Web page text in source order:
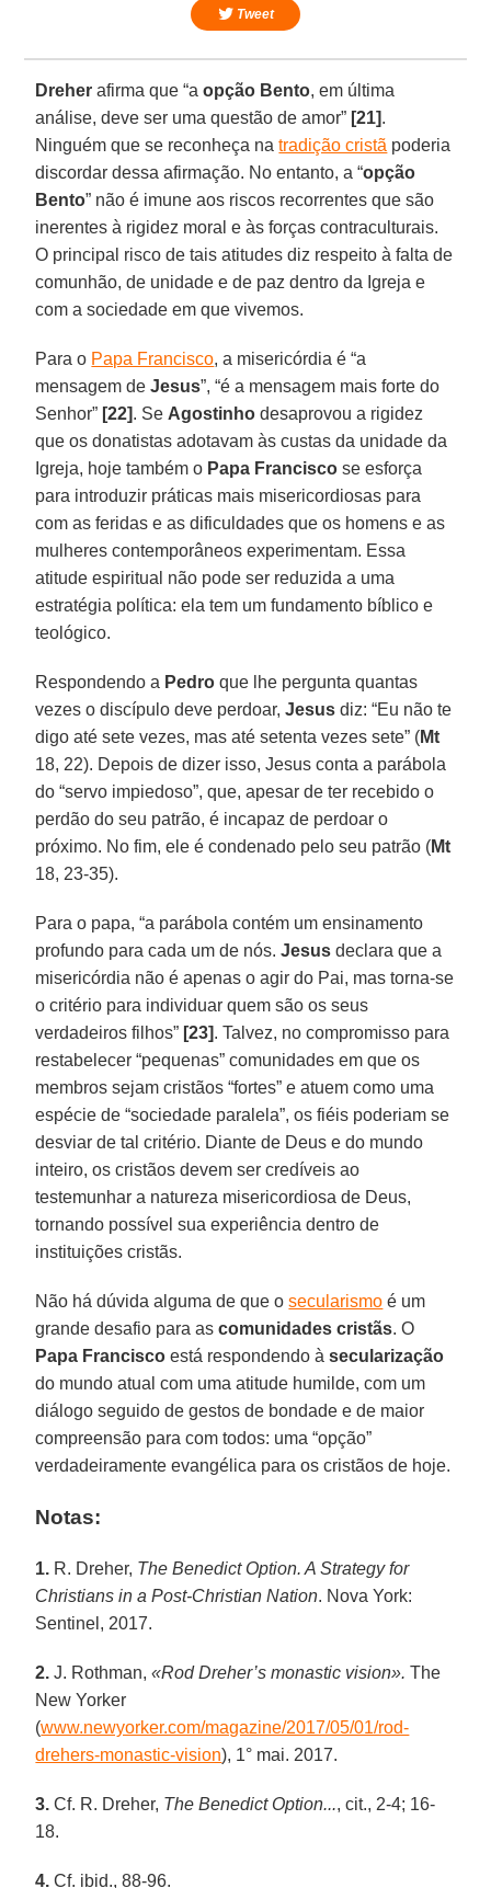
Tweet
Dreher afirma que “aopção Bento, em última
análise, deve ser uma questão de amor” [21].
Ninguém que se reconheça natradição cristã poderia
discordar dessa afirmação. No entanto, a “opção
Bento” não é imune aos riscos recorrentes que são
inerentes à rigidez moral e às forças contraculturais.
O principal risco de tais atitudes diz respeito à falta de
comunhão, de unidade e de paz dentro da Igreja e
com a sociedade em que vivemos.
Para o Papa Francisco, a misericórdia é “a
mensagem deJesus”, “é a mensagem mais forte do
Senhor” [22]. Se Agostinho desaprovou a rigidez
que os donatistas adotavam às custas da unidade da
Igreja, hoje também o Papa Francisco se esforça
para introduzir práticas mais misericordiosas para
com as feridas e as dificuldades que os homens e as
mulheres contemporâneos experimentam. Essa
atitude espiritual não pode ser reduzida a uma
estratégia política: ela tem um fundamento bíblico e
teológico.
Respondendo a Pedro que lhe pergunta quantas
vezes o discípulo deve perdoar,Jesus diz: “Eu não te
digo até sete vezes, mas até setenta vezes sete” (Mt
18, 22). Depois de dizer isso, Jesus conta a parábola
do “servo impiedoso”, que, apesar de ter recebido o
perdão do seu patrão, é incapaz de perdoar o
próximo. No fim, ele é condenado pelo seu patrão (Mt
18, 23-35).
Para o papa, “a parábola contém um ensinamento
profundo para cada um de nós.Jesus declara que a
misericórdia não é apenas o agir do Pai, mas torna-se
o critério para individuar quem são os seus
verdadeiros filhos” [23]. Talvez, no compromisso para
restabelecer “pequenas” comunidades em que os
membros sejam cristãos “fortes” e atuem como uma
espécie de “sociedade paralela”, os fiéis poderiam se
desviar de tal critério. Diante de Deus e do mundo
inteiro, os cristãos devem ser credíveis ao
testemunhar a natureza misericordiosa de Deus,
tornando possível sua experiência dentro de
instituições cristãs.
Não há dúvida alguma de que osecularismo é um
grande desafio para ascomunidades cristãs. O
Papa Francisco está respondendo àsecularização
do mundo atual com uma atitude humilde, com um
diálogo seguido de gestos de bondade e de maior
compreensão para com todos: uma “opção”
verdadeiramente evangélica para os cristãos de hoje.
Notas:
1. R. Dreher, The Benedict Option. A Strategy for
Christians in a Post-Christian Nation. Nova York:
Sentinel, 2017.
2. J. Rothman,«Rod Dreher’s monastic vision».The
New Yorker
(www.newyorker.com/magazine/2017/05/01/rod-
drehers-monastic-vision), 1° mai. 2017.
3. Cf. R. Dreher, The Benedict Option..., cit., 2-4; 16-
18.
4. Cf. ibid., 88-96.